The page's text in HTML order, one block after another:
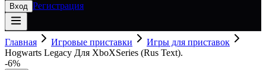
Вход Регистрация
Главная Игровые приставки
Игры для приставок
Hogwarts Legacy Для XboXSeries (Rus Text).
-6%